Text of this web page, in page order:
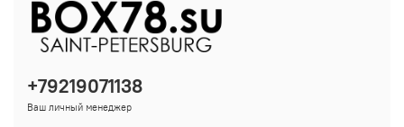
+79219071138
Ваш личный менеджер